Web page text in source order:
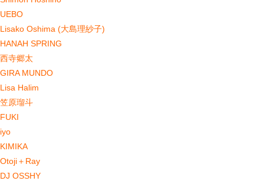
UEBO
Lisako Oshima (大島理紗子)
HANAH SPRING
西寺郷太
GIRA MUNDO
Lisa Halim
笠原瑠斗
FUKI
iyo
KIMIKA
Otoji＋Ray
DJ OSSHY